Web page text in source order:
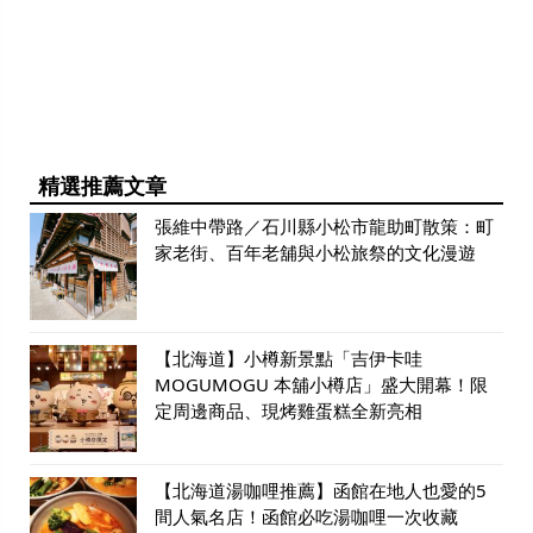
精選推薦文章
張維中帶路／石川縣小松市龍助町散策：町
家老街、百年老舖與小松旅祭的文化漫遊
【北海道】小樽新景點「吉伊卡哇
MOGUMOGU 本舖小樽店」盛大開幕！限
定周邊商品、現烤雞蛋糕全新亮相
【北海道湯咖哩推薦】函館在地人也愛的5
間人氣名店！函館必吃湯咖哩一次收藏